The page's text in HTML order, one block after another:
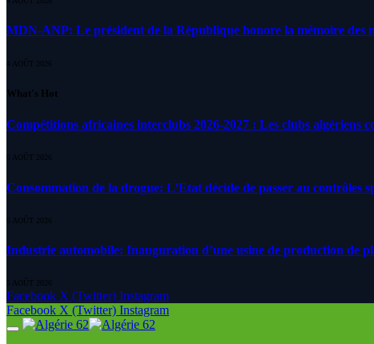
MDN-ANP: Le président de la République honore la mémoire des
4 AOÛT 2026
What's Hot
Compétitions africaines interclubs 2026-2027 : Les clubs algériens
6 AOÛT 2026
Consommation de la drogue: L’Etat décide de passer au contrôles
6 AOÛT 2026
Industrie automobile: Inauguration d’une usine de production de
5 AOÛT 2026
Facebook X (Twitter) Instagram
Facebook X (Twitter) Instagram